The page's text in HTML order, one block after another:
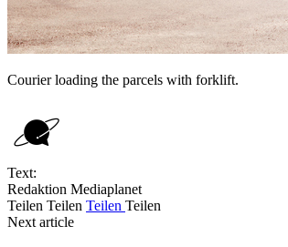
Courier loading the parcels with forklift.
Text:
Redaktion Mediaplanet
Teilen Teilen Teilen Teilen
Next article